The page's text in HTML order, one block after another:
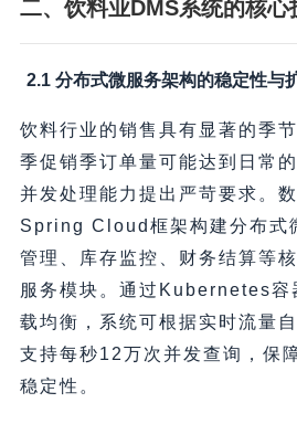
二、饮料业DMS系统的核
2.1 分布式微服务架构的稳定性与
饮料行业的销售具有显著的季
季促销季订单量可能达到日常
并发处理能力提出严苛要求。
Spring Cloud框架构建分布式
管理、库存监控、财务结算等
服务模块。通过Kubernetes容
载均衡，系统可根据实时流量
支持每秒12万次并发查询，保
稳定性。